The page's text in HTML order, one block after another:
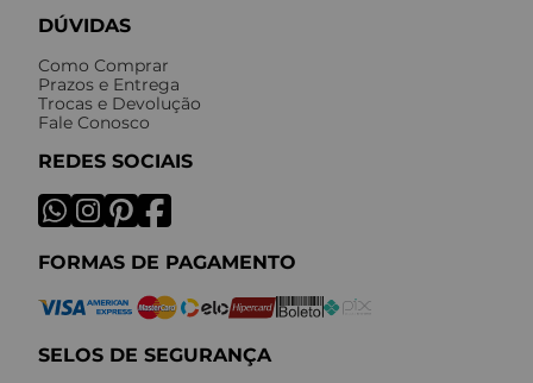
DÚVIDAS
Como Comprar
Prazos e Entrega
Trocas e Devolução
Fale Conosco
REDES SOCIAIS
FORMAS DE PAGAMENTO
SELOS DE SEGURANÇA